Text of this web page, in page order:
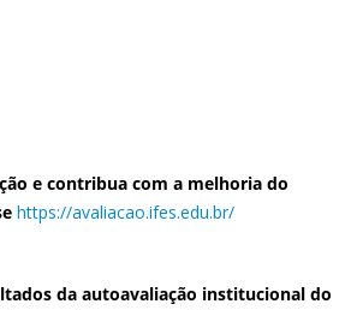
e contribua com a melhoria do
https://avaliacao.ifes.edu.br/
da autoavaliação institucional do